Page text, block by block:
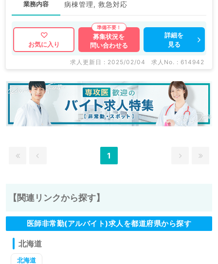
業務内容 病棟管理, 救急対応
お気に入り
募集状況を
問い合わせる
詳細を
見る
求人更新日 : 2025/02/04 求人No. : 614942
1
【関連リンクから探す】
医師非常勤(アルバイト)求人を都道府県から探す
北海道
北海道